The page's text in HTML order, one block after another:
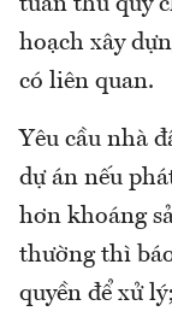
hoạch xây
có liên quan.
Yêu cầu nhà
dự án nếu
hơn khoáng
thường thì
quyền để xử